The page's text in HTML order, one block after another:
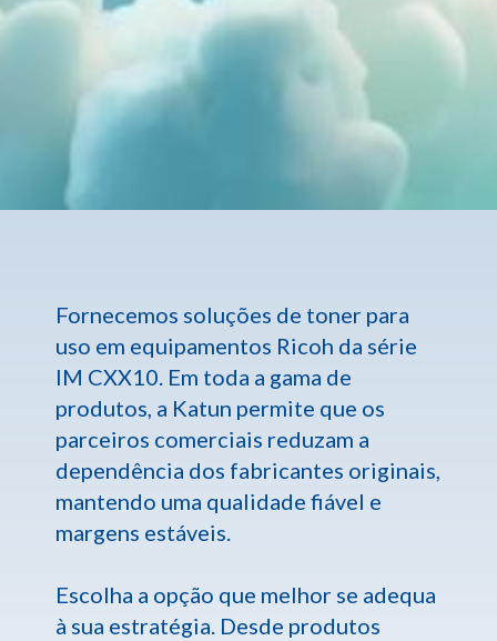
Fornecemos soluções de toner para
uso em equipamentos Ricoh da série
IM CXX10. Em toda a gama de
produtos, a Katun permite que os
parceiros comerciais reduzam a
dependência dos fabricantes originais,
mantendo uma qualidade fiável e
margens estáveis.
Escolha a opção que melhor se adequa
à sua estratégia. Desde produtos